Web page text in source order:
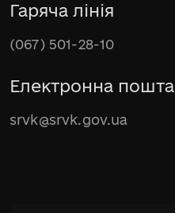
Гаряча лінія
(067) 501-28-10
Електронна пошта
srvk@srvk.gov.ua